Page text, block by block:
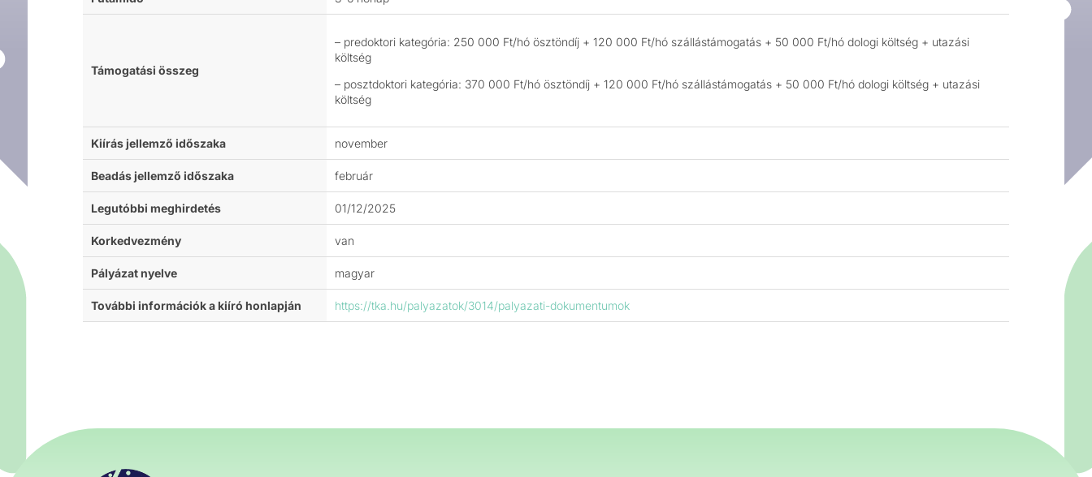
Támogatási összeg
– predoktori kategória: 250 000 Ft/hó ösztöndíj + 120 000 Ft/hó szállástámogatás + 50 000 Ft/hó dologi költség + utazási
költség
– posztdoktori kategória: 370 000 Ft/hó ösztöndíj + 120 000 Ft/hó szállástámogatás + 50 000 Ft/hó dologi költség + utazási
költség
Kiírás jellemző időszaka november
Beadás jellemző időszaka február
Legutóbbi meghirdetés 01/12/2025
Korkedvezmény van
Pályázat nyelve magyar
További információk a kiíró honlapján https://tka.hu/palyazatok/3014/palyazati-dokumentumok